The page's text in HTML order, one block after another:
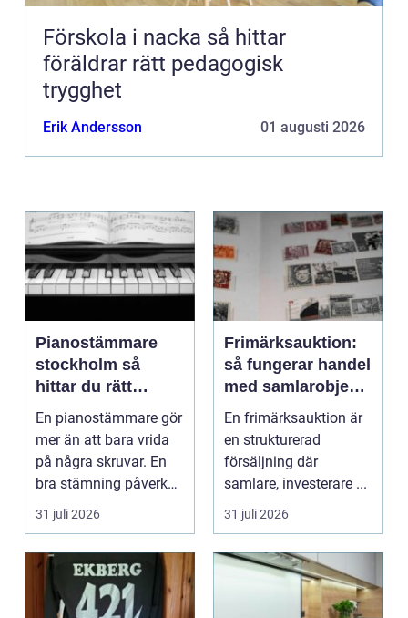
Förskola i nacka så hittar
föräldrar rätt pedagogisk
trygghet
Erik Andersson 01 augusti 2026
Pianostämmare
stockholm så
hittar du rätt
expert för ditt
piano
En pianostämmare gör
mer än att bara vrida
på några skruvar. En
bra stämning påverkar
hur pianot låt...
31 juli 2026
Frimärksauktion:
så fungerar handel
med samlarobjekt i
praktiken
En frimärksauktion är
en strukturerad
försäljning där
samlare, investerare ...
31 juli 2026